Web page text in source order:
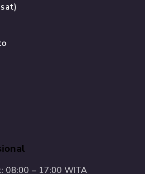
08:00 – 17:00 WITA